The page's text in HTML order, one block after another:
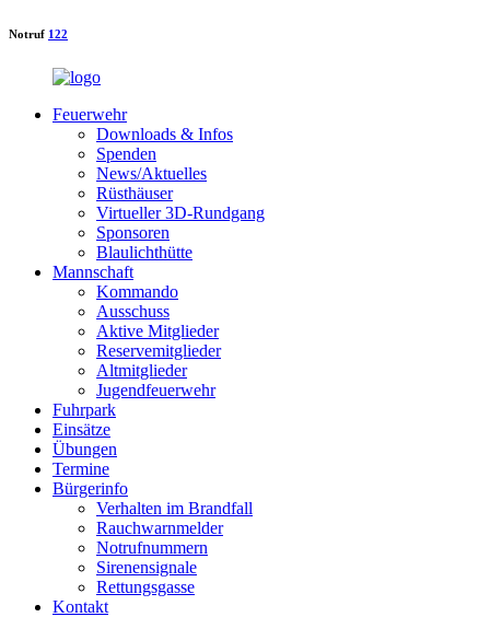
Notruf 122
Feuerwehr
Downloads & Infos
Spenden
News/Aktuelles
Rüsthäuser
Virtueller 3D-Rundgang
Sponsoren
Blaulichthütte
Mannschaft
Kommando
Ausschuss
Aktive Mitglieder
Reservemitglieder
Altmitglieder
Jugendfeuerwehr
Fuhrpark
Einsätze
Übungen
Termine
Bürgerinfo
Verhalten im Brandfall
Rauchwarnmelder
Notrufnummern
Sirenensignale
Rettungsgasse
Kontakt